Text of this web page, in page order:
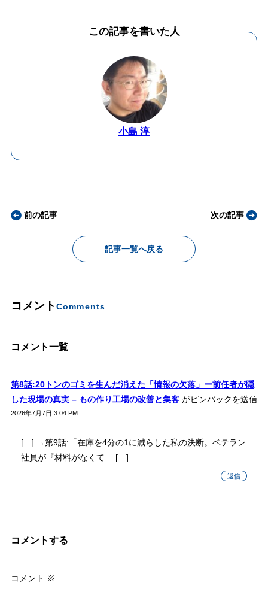
この記事を書いた人
小島 淳
前の記事
記事一覧へ戻る
次の記事
コメントComments
コメント一覧
第8話:20トンのゴミを生んだ消えた「情報の欠落」ー前任者が隠
した現場の真実 – もの作り工場の改善と集客 がピンバックを送信
2026年7月7日 3:04 PM
[…] →第9話:「在庫を4分の1に減らした私の決断。ベテラン
社員が『材料がなくて… […]
返信
コメントする
コメント ※